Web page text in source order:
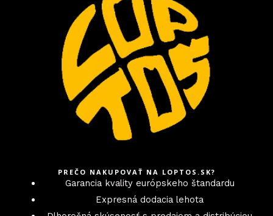
PREČO NAKUPOVAŤ NA LOPTOS.SK?
Garancia kvality európskeho štandardu
Expresná dodacia lehota